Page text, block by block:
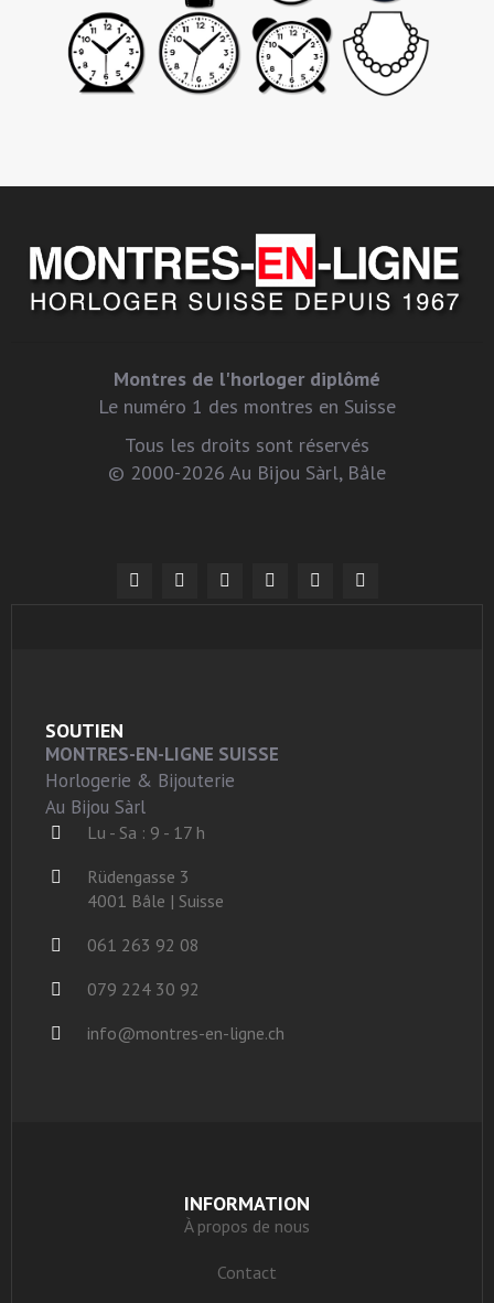
Montres de l'horloger diplômé
Le numéro 1 des montres en Suisse
Tous les droits sont réservés
© 2000-2026 Au Bijou Sàrl, Bâle
SOUTIEN
MONTRES-EN-LIGNE SUISSE
Horlogerie & Bijouterie
Au Bijou Sàrl
Lu - Sa : 9 - 17 h
Rüdengasse 3
4001 Bâle | Suisse
061 263 92 08
079 224 30 92
info@montres-en-ligne.ch
INFORMATION
À propos de nous
Contact